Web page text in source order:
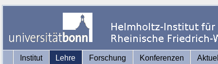
Institut Lehre Forschung Konferenzen